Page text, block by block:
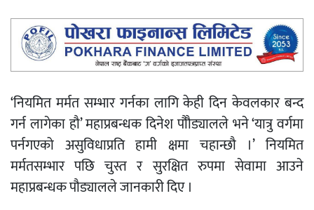
‘नियमित मर्मत सम्भार गर्नका लागि केही दिन केवलकार बन्द
गर्नलागेकाहौ’महाप्रबन्धकदिनेशपौौड्याललेभने‘यात्रुवर्गमा
पर्नगएको असुविधाप्रति हामी क्षमा चहान्छौ ।’नियमित
मर्मतसम्भार पछि चुस्त र सुरक्षित रुपमा सेवामा आउने
महाप्रबन्धकपौड्यालले जानकारीदिए ।